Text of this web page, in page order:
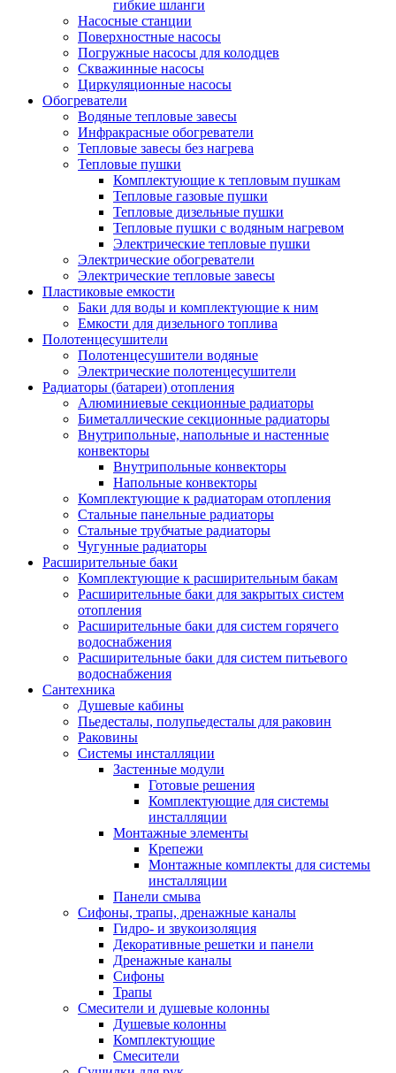
гибкие шланги
Насосные станции
Поверхностные насосы
Погружные насосы для колодцев
Скважинные насосы
Циркуляционные насосы
Обогреватели
Водяные тепловые завесы
Инфракрасные обогреватели
Тепловые завесы без нагрева
Тепловые пушки
Комплектующие к тепловым пушкам
Тепловые газовые пушки
Тепловые дизельные пушки
Тепловые пушки с водяным нагревом
Электрические тепловые пушки
Электрические обогреватели
Электрические тепловые завесы
Пластиковые емкости
Баки для воды и комплектующие к ним
Емкости для дизельного топлива
Полотенцесушители
Полотенцесушители водяные
Электрические полотенцесушители
Радиаторы (батареи) отопления
Алюминиевые секционные радиаторы
Биметаллические секционные радиаторы
Внутрипольные, напольные и настенные
конвекторы
Внутрипольные конвекторы
Напольные конвекторы
Комплектующие к радиаторам отопления
Стальные панельные радиаторы
Стальные трубчатые радиаторы
Чугунные радиаторы
Расширительные баки
Комплектующие к расширительным бакам
Расширительные баки для закрытых систем
отопления
Расширительные баки для систем горячего
водоснабжения
Расширительные баки для систем питьевого
водоснабжения
Сантехника
Душевые кабины
Пьедесталы, полупьедесталы для раковин
Раковины
Системы инсталляции
Застенные модули
Готовые решения
Комплектующие для системы
инсталляции
Монтажные элементы
Крепежи
Монтажные комплекты для системы
инсталляции
Панели смыва
Сифоны, трапы, дренажные каналы
Гидро- и звукоизоляция
Декоративные решетки и панели
Дренажные каналы
Сифоны
Трапы
Смесители и душевые колонны
Душевые колонны
Комплектующие
Смесители